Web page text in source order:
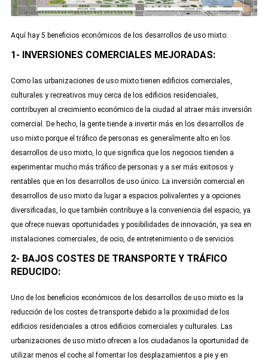
Aquí hay 5 beneficios económicos de los desarrollos de uso mixto:
1- INVERSIONES COMERCIALES MEJORADAS:
Como las urbanizaciones de uso mixto tienen edificios comerciales,
culturales y recreativos muy cerca de los edificios residenciales,
contribuyen al crecimiento económico de la ciudad al atraer más inversión
comercial. De hecho, la gente tiende a invertir más en los desarrollos de
uso mixto porque el tráfico de personas es generalmente alto en los
desarrollos de uso mixto, lo que significa que los negocios tienden a
experimentar mucho más tráfico de personas y a ser más exitosos y
rentables que en los desarrollos de uso único. La inversión comercial en
desarrollos de uso mixto da lugar a espacios polivalentes y a opciones
diversificadas, lo que también contribuye a la conveniencia del espacio, ya
que ofrece nuevas oportunidades y posibilidades de innovación, ya sea en
instalaciones comerciales, de ocio, de entretenimiento o de servicios.
2- BAJOS COSTES DE TRANSPORTE Y TRÁFICO
REDUCIDO:
Uno de los beneficios económicos de los desarrollos de uso mixto es la
reducción de los costes de transporte debido a la proximidad de los
edificios residenciales a otros edificios comerciales y culturales. Las
urbanizaciones de uso mixto ofrecen a los ciudadanos la oportunidad de
utilizar menos el coche al fomentar los desplazamientos a pie y en